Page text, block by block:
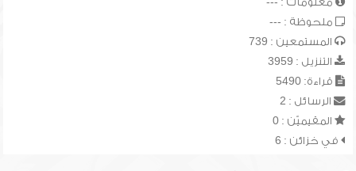
ملحوظة : ---
المستمعين : 739
التنزيل : 3959
قراءة: 5490
الرسائل : 2
المقيميّن : 0
في خزائن : 6